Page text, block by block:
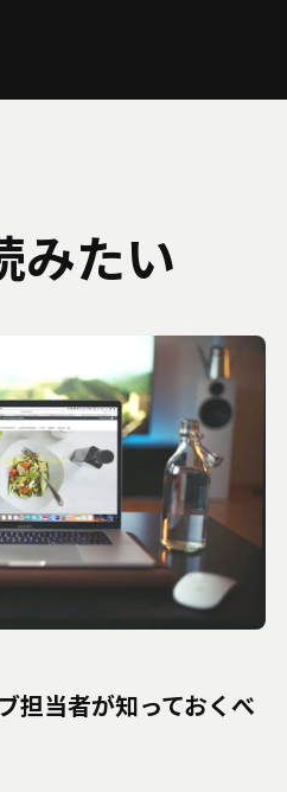
みたい
担当者が知っておくべ